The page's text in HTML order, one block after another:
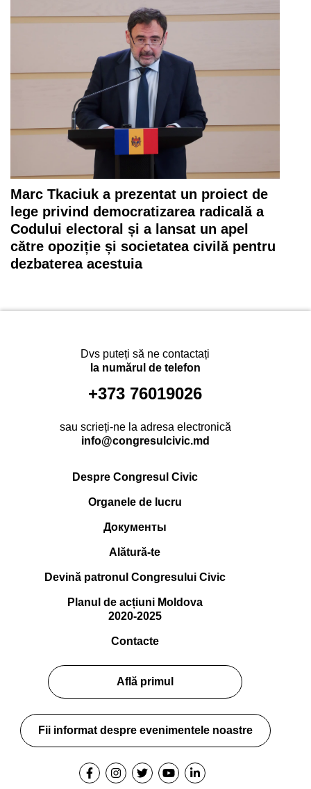
Marc Tkaciuk a prezentat un proiect de
lege privind democratizarea radicală a
Codului electoral și a lansat un apel
către opoziție și societatea civilă pentru
dezbaterea acestuia
Dvs puteți să ne contactați
la numărul de telefon
+373 76019026
sau scrieți-ne la adresa electronică
info@congresulcivic.md
Despre Congresul Civic
Organele de lucru
Документы
Alătură-te
Devină patronul Congresului Civic
Planul de acțiuni Moldova
2020-2025
Contacte
Află primul
Fii informat despre evenimentele noastre